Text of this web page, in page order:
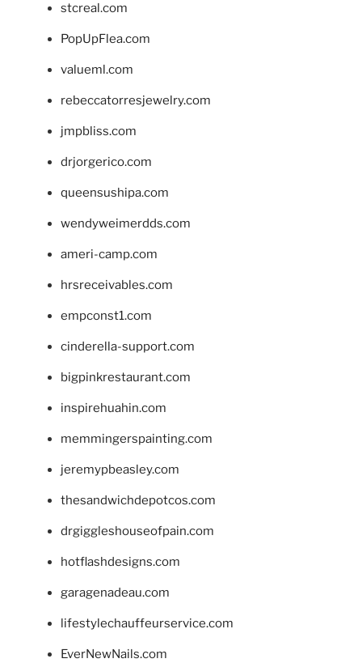
stcreal.com
PopUpFlea.com
valueml.com
rebeccatorresjewelry.com
jmpbliss.com
drjorgerico.com
queensushipa.com
wendyweimerdds.com
ameri-camp.com
hrsreceivables.com
empconst1.com
cinderella-support.com
bigpinkrestaurant.com
inspirehuahin.com
memmingerspainting.com
jeremypbeasley.com
thesandwichdepotcos.com
drgiggleshouseofpain.com
hotflashdesigns.com
garagenadeau.com
lifestylechauffeurservice.com
EverNewNails.com